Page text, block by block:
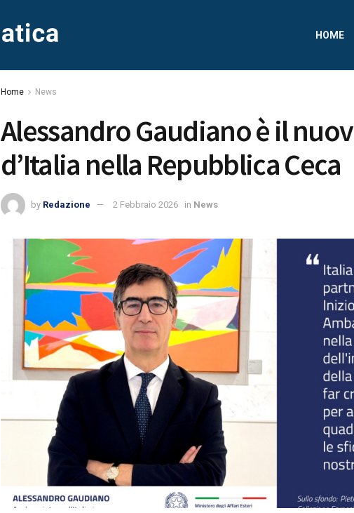
HOME
Home News
Alessandro Gaudiano è il
d’Italia nella Repubblica Ceca
by Redazione 2 Febbraio 2026 in News